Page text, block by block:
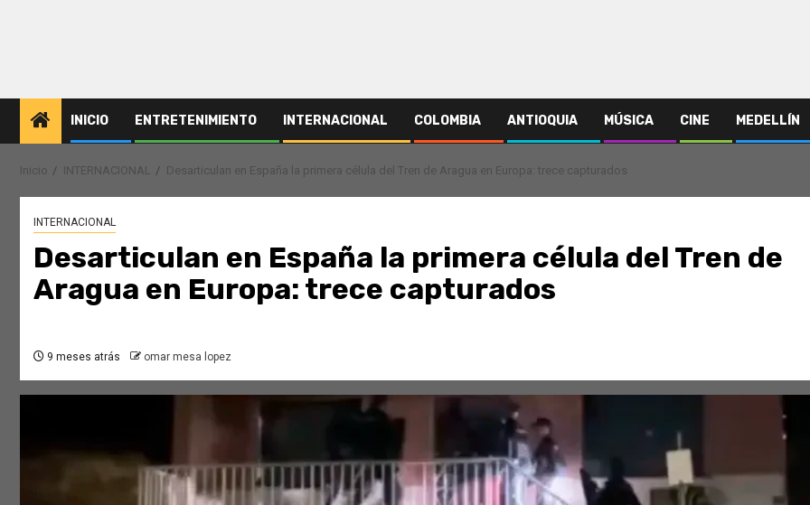
INICIO ENTRETENIMIENTO INTERNACIONAL COLOMBIA ANTIOQUIA MÚSICA CINE MEDELLÍN
Inicio INTERNACIONAL Desarticulan en España la primera célula del Tren de Aragua en Europa: trece capturados
INTERNACIONAL
Desarticulan en España la primera célula del Tren de
Aragua en Europa: trece capturados
9 meses atrás omar mesa lopez